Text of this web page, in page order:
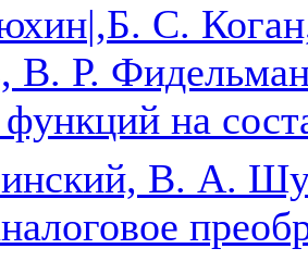
|,Б. С.
В. Р.
на
В. А.